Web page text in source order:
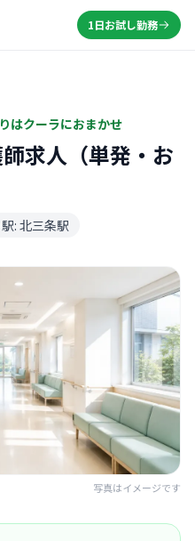
1日お試し勤務
はクーラにおまかせ
求人（単発・お
: 北三条駅
写真はイメージです